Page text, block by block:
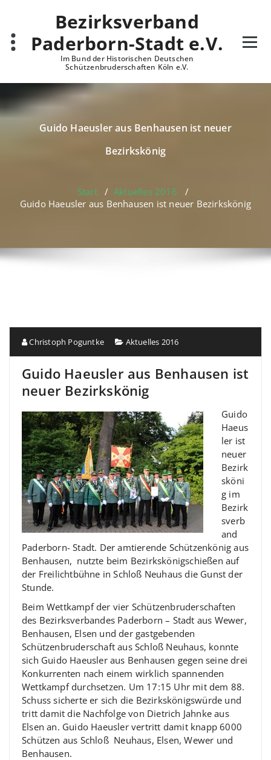
springen
Bezirksverband
Paderborn-Stadt e.V.
Im Bund der Historischen Deutschen
Schützenbruderschaften Köln e.V.
Guido Haeusler aus Benhausen ist neuer
Bezirkskönig
Start/Aktuelles 2016 /
Guido Haeusler aus Benhausen ist neuer Bezirkskönig
Christoph Poguntke Aktuelles 2016
Guido Haeusler aus Benhausen ist
neuer Bezirkskönig
Guido
Haeus
ler ist
neuer
Bezirk
sköni
g im
Bezirk
sverb
and
Paderborn- Stadt. Der amtierende Schützenkönig aus
Benhausen, nutzte beim Bezirkskönigschießen auf
der Freilichtbühne in Schloß Neuhaus die Gunst der
Stunde.
Beim Wettkampf der vier Schützenbruderschaften
des Bezirksverbandes Paderborn – Stadt aus Wewer,
Benhausen, Elsen und der gastgebenden
Schützenbruderschaft aus Schloß Neuhaus, konnte
sich Guido Haeusler aus Benhausen gegen seine drei
Konkurrenten nach einem wirklich spannenden
Wettkampf durchsetzen. Um 17:15 Uhr mit dem 88.
Schuss sicherte er sich die Bezirkskönigswürde und
tritt damit die Nachfolge von Dietrich Jahnke aus
Elsen an. Guido Haeusler vertritt damit knapp 6000
Schützen aus Schloß Neuhaus, Elsen, Wewer und
Benhausen.